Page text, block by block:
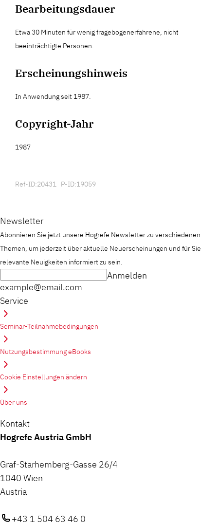
Bearbeitungsdauer
Etwa 30 Minuten für wenig fragebogenerfahrene, nicht
beeinträchtigte Personen.
Erscheinungshinweis
In Anwendung seit 1987.
Copyright-Jahr
1987
Ref-ID:20431 P-ID:19059
Newsletter
Abonnieren Sie jetzt unsere Hogrefe Newsletter zu verschiedenen
Themen, um jederzeit über aktuelle Neuerscheinungen und für Sie
relevante Neuigkeiten informiert zu sein.
example@email.com
Anmelden
Service
Seminar-Teilnahmebedingungen
Nutzungsbestimmung eBooks
Cookie Einstellungen ändern
Über uns
Kontakt
Hogrefe Austria GmbH
Graf-Starhemberg-Gasse 26/4
1040 Wien
Austria
+43 1 504 63 46 0